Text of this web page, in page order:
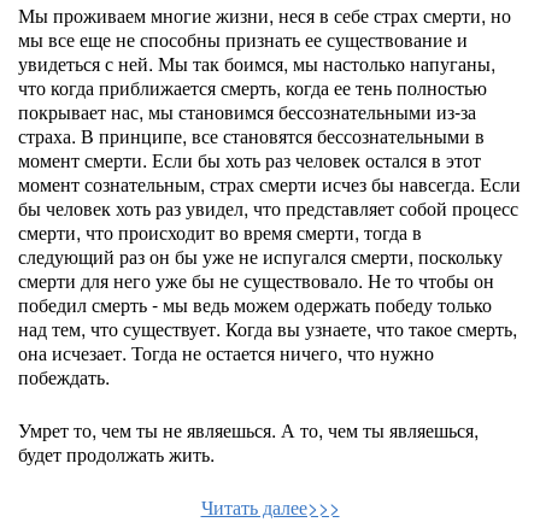
Мы проживаем многие жизни, неся в себе страх смерти, но
мы все еще не способны признать ее существование и
увидеться с ней. Мы так боимся, мы настолько напуганы,
что когда приближается смерть, когда ее тень полностью
покрывает нас, мы становимся бессознательными из-за
страха. В принципе, все становятся бессознательными в
момент смерти. Если бы хоть раз человек остался в этот
момент сознательным, страх смерти исчез бы навсегда. Если
бы человек хоть раз увидел, что представляет собой процесс
смерти, что происходит во время смерти, тогда в
следующий раз он бы уже не испугался смерти, поскольку
смерти для него уже бы не существовало. Не то чтобы он
победил смерть - мы ведь можем одержать победу только
над тем, что существует. Когда вы узнаете, что такое смерть,
она исчезает. Тогда не остается ничего, что нужно
побеждать.
Умрет то, чем ты не являешься. А то, чем ты являешься,
будет продолжать жить.
Читать далее>>>